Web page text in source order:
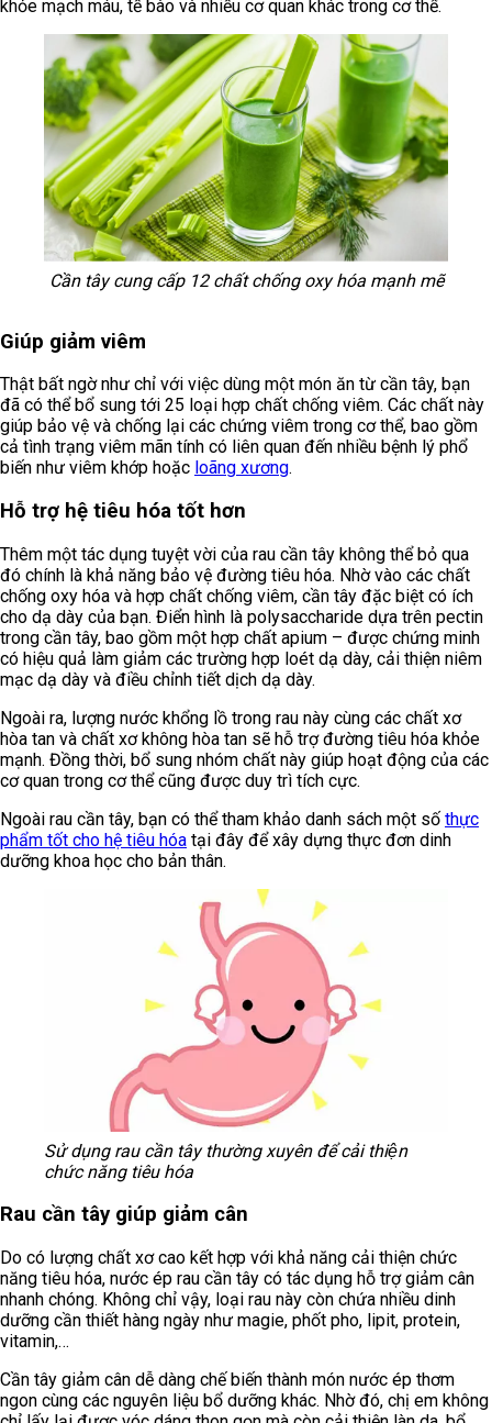
khỏe mạch máu, tế bào và nhiều cơ quan khác trong cơ thể.
Cần tây cung cấp 12 chất chống oxy hóa mạnh mẽ
Giúp giảm viêm
Thật bất ngờ như chỉ với việc dùng một món ăn từ cần tây, bạn
đã có thể bổ sung tới 25 loại hợp chất chống viêm. Các chất này
giúp bảo vệ và chống lại các chứng viêm trong cơ thể, bao gồm
cả tình trạng viêm mãn tính có liên quan đến nhiều bệnh lý phổ
biến như viêm khớp hoặc loãng xương.
Hỗ trợ hệ tiêu hóa tốt hơn
Thêm một tác dụng tuyệt vời của rau cần tây không thể bỏ qua
đó chính là khả năng bảo vệ đường tiêu hóa. Nhờ vào các chất
chống oxy hóa và hợp chất chống viêm, cần tây đặc biệt có ích
cho dạ dày của bạn. Điển hình là polysaccharide dựa trên pectin
trong cần tây, bao gồm một hợp chất apium – được chứng minh
có hiệu quả làm giảm các trường hợp loét dạ dày, cải thiện niêm
mạc dạ dày và điều chỉnh tiết dịch dạ dày.
Ngoài ra, lượng nước khổng lồ trong rau này cùng các chất xơ
hòa tan và chất xơ không hòa tan sẽ hỗ trợ đường tiêu hóa khỏe
mạnh. Đồng thời, bổ sung nhóm chất này giúp hoạt động của các
cơ quan trong cơ thể cũng được duy trì tích cực.
Ngoài rau cần tây, bạn có thể tham khảo danh sách một số thực
phẩm tốt cho hệ tiêu hóa tại đây để xây dựng thực đơn dinh
dưỡng khoa học cho bản thân.
Sử dụng rau cần tây thường xuyên để cải thiện
chức năng tiêu hóa
Rau cần tây giúp giảm cân
Do có lượng chất xơ cao kết hợp với khả năng cải thiện chức
năng tiêu hóa, nước ép rau cần tây có tác dụng hỗ trợ giảm cân
nhanh chóng. Không chỉ vậy, loại rau này còn chứa nhiều dinh
dưỡng cần thiết hàng ngày như magie, phốt pho, lipit, protein,
vitamin,…
Cần tây giảm cân dễ dàng chế biến thành món nước ép thơm
ngon cùng các nguyên liệu bổ dưỡng khác. Nhờ đó, chị em không